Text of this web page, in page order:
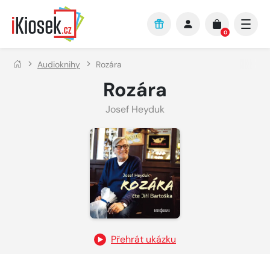
Přejít na hlavní obsah
0
Audioknihy Rozára
Rozára
Josef Heyduk
Přehrát ukázku